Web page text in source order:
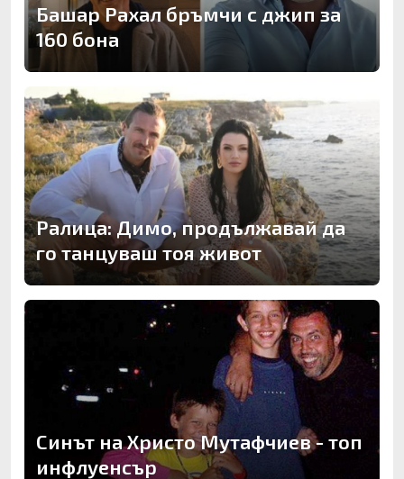
Башар Рахал бръмчи с джип за
160 бона
Ралица: Димо, продължавай да
го танцуваш тоя живот
Синът на Христо Мутафчиев - топ
инфлуенсър